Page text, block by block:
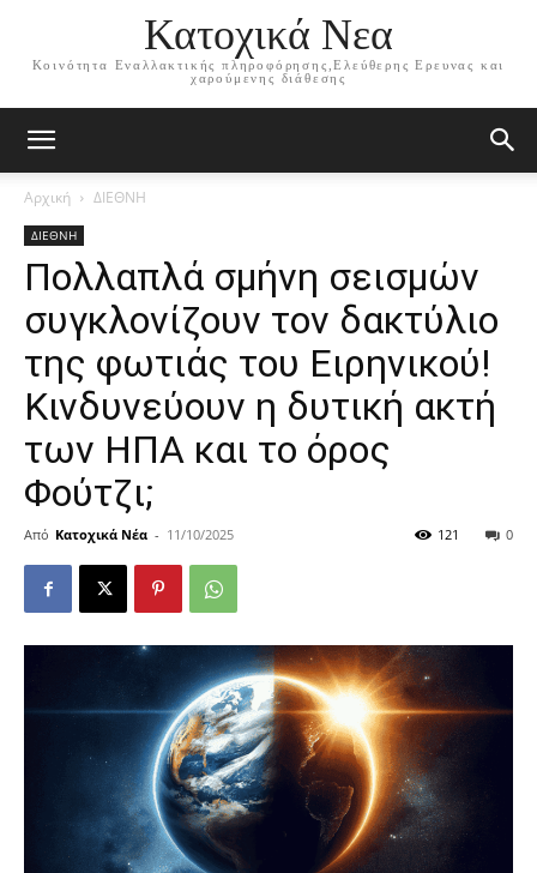
Κατοχικά Νεα
Κοινότητα Εναλλακτικής πληροφόρησης,Ελεύθερης Ερευνας και
χαρούμενης διάθεσης
Αρχική ΔΙΕΘΝΗ
ΔΙΕΘΝΗ
Πολλαπλά σμήνη σεισμών
συγκλονίζουν τον δακτύλιο
της φωτιάς του Ειρηνικού!
Κινδυνεύουν η δυτική ακτή
των ΗΠΑ και το όρος
Φούτζι;
Από Κατοχικά Νέα - 11/10/2025 0
121